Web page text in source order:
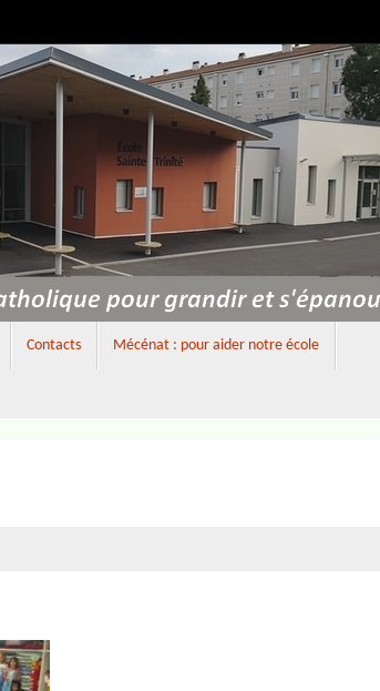
Contacts Mécénat : pour aider notre école